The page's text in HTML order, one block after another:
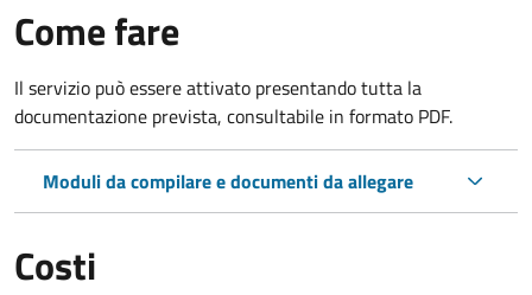
Come fare
Il servizio può essere attivato presentando tutta la
documentazione prevista, consultabile in formato PDF.
Moduli da compilare e documenti da allegare
Costi